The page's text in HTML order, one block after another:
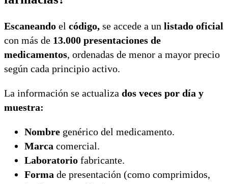
Escaneando el código, se accede a un listado oficial
con más de 13.000 presentaciones de
medicamentos, ordenadas de menor a mayor precio
según cada principio activo.
La información se actualiza dos veces por día y
muestra:
Nombre genérico del medicamento.
Marca comercial.
Laboratorio fabricante.
Forma de presentación (como comprimidos,